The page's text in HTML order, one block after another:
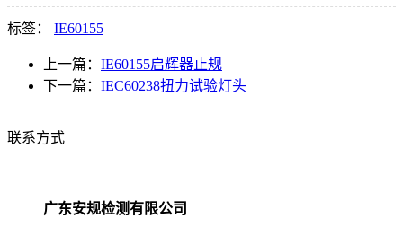
标签： IE60155
上一篇： IE60155启辉器止规
下一篇： IEC60238扭力试验灯头
联系方式
广东安规检测有限公司